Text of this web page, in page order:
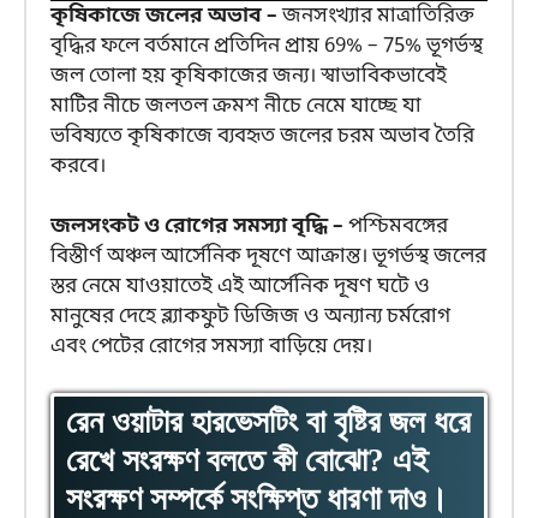
কৃষিকাজে জলের অভাব –জনসংখ্যার মাত্রাতিরিক্ত
বৃদ্ধির ফলে বর্তমানে প্রতিদিন প্রায় 69% – 75% ভূগর্ভস্থ
জল তোলা হয় কৃষিকাজের জন্য। স্বাভাবিকভাবেই
মাটির নীচে জলতল ক্রমশ নীচে নেমে যাচ্ছে যা
ভবিষ্যতে কৃষিকাজে ব্যবহৃত জলের চরম অভাব তৈরি
করবে।
জলসংকট ও রোগের সমস্যা বৃদ্ধি – পশ্চিমবঙ্গের
বিস্তীর্ণ অঞ্চল আর্সেনিক দূষণে আক্রান্ত। ভূগর্ভস্থ জলের
স্তর নেমে যাওয়াতেই এই আর্সেনিক দূষণ ঘটে ও
মানুষের দেহে ব্ল্যাকফুট ডিজিজ ও অন্যান্য চর্মরোগ
এবং পেটের রোগের সমস্যা বাড়িয়ে দেয়।
রেন ওয়াটার হারভেসটিং বা বৃষ্টির জল ধরে
রেখে সংরক্ষণ বলতে কী বোঝো? এই
সংরক্ষণ সম্পর্কে সংক্ষিপ্ত ধারণা দাও।